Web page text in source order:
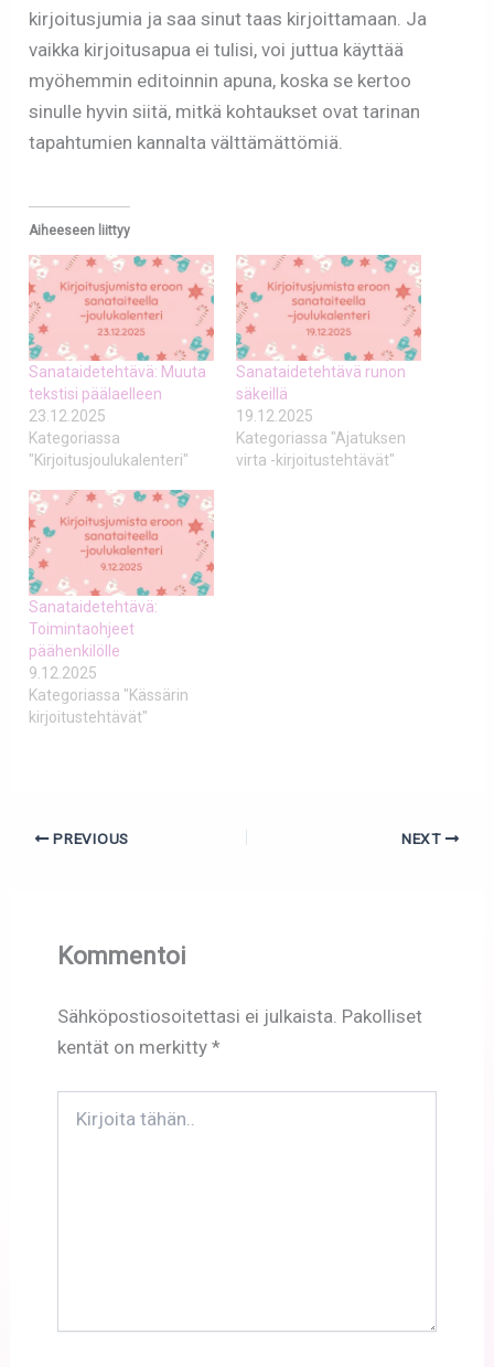
kirjoitusjumia ja saa sinut taas kirjoittamaan. Ja
vaikka kirjoitusapua ei tulisi, voi juttua käyttää
myöhemmin editoinnin apuna, koska se kertoo
sinulle hyvin siitä, mitkä kohtaukset ovat tarinan
tapahtumien kannalta välttämättömiä.
Aiheeseen liittyy
Sanataidetehtävä: Muuta
tekstisi päälaelleen
23.12.2025
Kategoriassa
"Kirjoitusjoulukalenteri"
Sanataidetehtävä runon
säkeillä
19.12.2025
Kategoriassa "Ajatuksen
virta -kirjoitustehtävät"
Sanataidetehtävä:
Toimintaohjeet
päähenkilölle
9.12.2025
Kategoriassa "Kässärin
kirjoitustehtävät"
PREVIOUS NEXT
Kommentoi
Sähköpostiosoitettasi ei julkaista. Pakolliset
kentät on merkitty *
tähän..